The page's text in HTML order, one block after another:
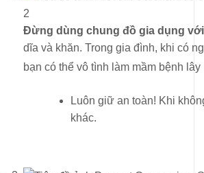
2
Đừng dùng chung đồ gia dụng
dĩa và khăn. Trong gia đình, khi có
bạn có thể vô tình làm mầm bệnh lây
Luôn giữ an toàn! Khi
khác.